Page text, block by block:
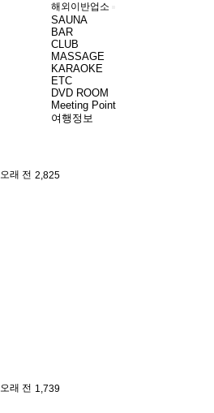
오래 전 2,825
오래 전 1,739
해외이반업소
SAUNA
BAR
CLUB
MASSAGE
KARAOKE
ETC
DVD ROOM
Meeting Point
여행정보